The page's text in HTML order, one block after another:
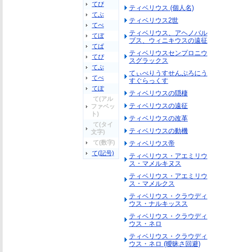
てび
てぶ
てべ
てぼ
てぱ
てぴ
てぷ
てぺ
てぽ
て(アル
ファベッ
ト)
て(タイ
文字)
て(数字)
て(記号)
ティベリウス (個人名)
ティベリウス2世
ティベリウス、アヘノバル
ブス、ウィニキウスの遠征
ティベリウスセンプロニウ
スグラックス
てぃべりうすせんぷろにう
すぐらっくす
ティベリウスの隠棲
ティベリウスの遠征
ティベリウスの改革
ティベリウスの動機
ティベリウス帝
ティベリウス・アエミリウ
ス・マメルキヌス
ティベリウス・アエミリウ
ス・マメルクス
ティベリウス・クラウディ
ウス・ナルキッスス
ティベリウス・クラウディ
ウス・ネロ
ティベリウス・クラウディ
ウス・ネロ (曖昧さ回避)